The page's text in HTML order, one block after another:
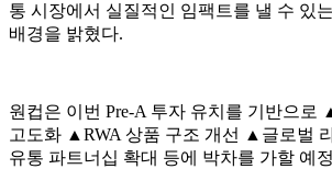
통 시장에서 실질적인 임팩트를 낼 수 있
배경을 밝혔다.
원컵은 이번 Pre-A 투자 유치를 기반으로
고도화 ▲RWA 상품 구조 개선 ▲글로벌
유통 파트너십 확대 등에 박차를 가할 예